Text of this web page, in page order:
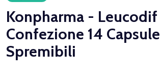
Konpharma - Leucodif
Confezione 14 Capsule
Spremibili